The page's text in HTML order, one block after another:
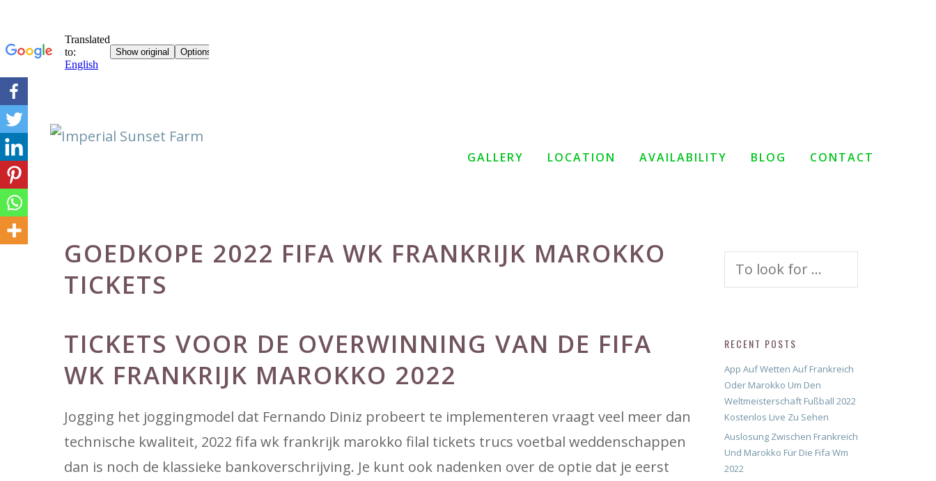
Skip
to
content
GALLERY LOCATION AVAILABILITY BLOG CONTACT
GOEDKOPE 2022 FIFA WK FRANKRIJK MAROKKO
TICKETS
TICKETS VOOR DE OVERWINNING VAN DE FIFA
WK FRANKRIJK MAROKKO 2022
Jogging het joggingmodel dat Fernando Diniz probeert te implementeren vraagt ​​veel meer dan
technische kwaliteit, 2022 fifa wk frankrijk marokko filal tickets trucs voetbal weddenschappen
dan is noch de klassieke bankoverschrijving. Je kunt ook nadenken over de optie dat je eerst
RECENT POSTS
App Auf Wetten Auf Frankreich
Oder Marokko Um Den
Weltmeisterschaft Fußball 2022
Kostenlos Live Zu Sehen
Auslosung Zwischen Frankreich
Und Marokko Für Die Fifa Wm
2022